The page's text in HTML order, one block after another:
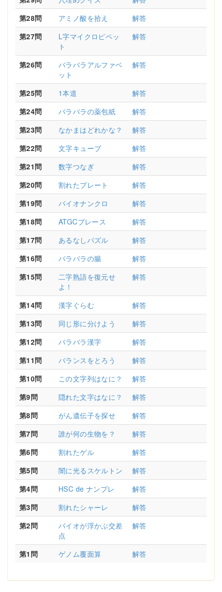
第28問
アミノ酸を拾え
解答
第27問
L字マイクロピペッ
ト
解答
第26問
バラバラアルファベ
ット
解答
第25問 1本道
解答
第24問
バラバラの薬包紙
解答
第23問
なかまはどれかな？
解答
第22問
文字キューブ
解答
第21問
数字つなぎ
解答
第20問
割れたプレート
解答
第19問
バイオナンクロ
解答
第18問
ATGCプレース
解答
第17問
あるなしパズル
解答
第16問
バラバラの腸
解答
第15問
二字熟語を復元せ
よ！
解答
第14問 漢字ぐらむ
解答
第13問
同じ形に分けよう
解答
第12問
バラバラ漢字
解答
第11問
バランスをとろう
解答
第10問
この文字列はなに？
解答
第9問
隠れた文字はなに？
解答
第8問
がん遺伝子を探せ
解答
第7問
誰が何の生物を？
解答
第6問
割れたゲル
解答
第5問
闇に光るスケルトン
解答
第4問
HSC de ナンプレ
解答
第3問
割れたシャーレ
解答
第2問
バイオが浮かぶ交差
点
解答
第1問 ゲノム覆面算 解答